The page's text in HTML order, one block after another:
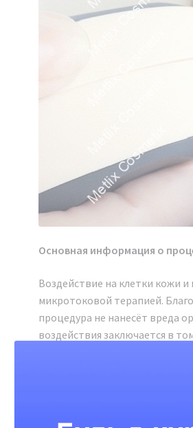
Основная информация о
Воздействие на клетки кожи
микротоковой терапией.
процедура не нанесёт вреда
воздействия заключается в
С помощью подобной
стабилизирует циркуляцию
Возрастает количество